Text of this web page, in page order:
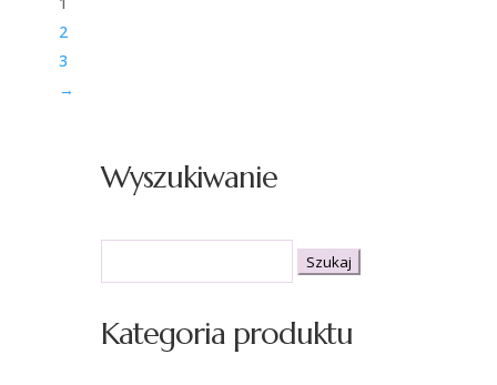
Wyszukiwanie
Kategoria produktu
2
3
→